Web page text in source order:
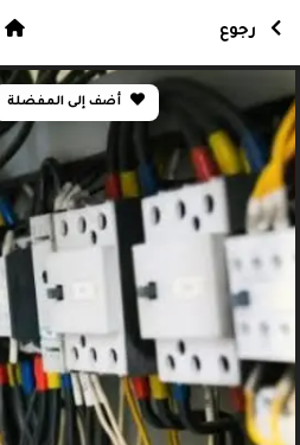
أضف إلى المفضلة
رجوع